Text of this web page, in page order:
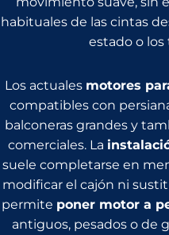
habituales de las cintas
estado o los
Los actuales motores
compatibles con
balconeras grandes y
comerciales. La
suele completarse en
modificar el cajón ni
permite poner motor a
antiguos, pesados o de